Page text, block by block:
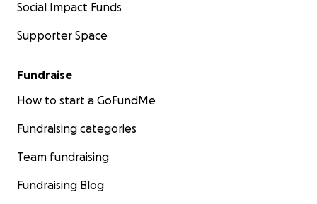
Social Impact Funds
Supporter Space
Fundraise
How to start a GoFundMe
Fundraising categories
Team fundraising
Fundraising Blog